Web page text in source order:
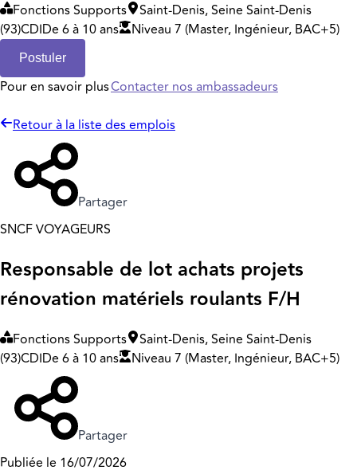
Fonctions Supports
Saint-Denis, Seine Saint-Denis
(93)CDIDe 6 à 10 ans Niveau 7 (Master, Ingénieur, BAC+5)
Postuler
Pour en savoir plusContacter nos ambassadeurs
Retour à la liste des emplois
Partager
SNCF VOYAGEURS
Responsable de lot achats projets
rénovation matériels roulants F/H
Fonctions Supports
Saint-Denis, Seine Saint-Denis
(93)CDIDe 6 à 10 ans Niveau 7 (Master, Ingénieur, BAC+5)
Partager
Publiée le 16/07/2026